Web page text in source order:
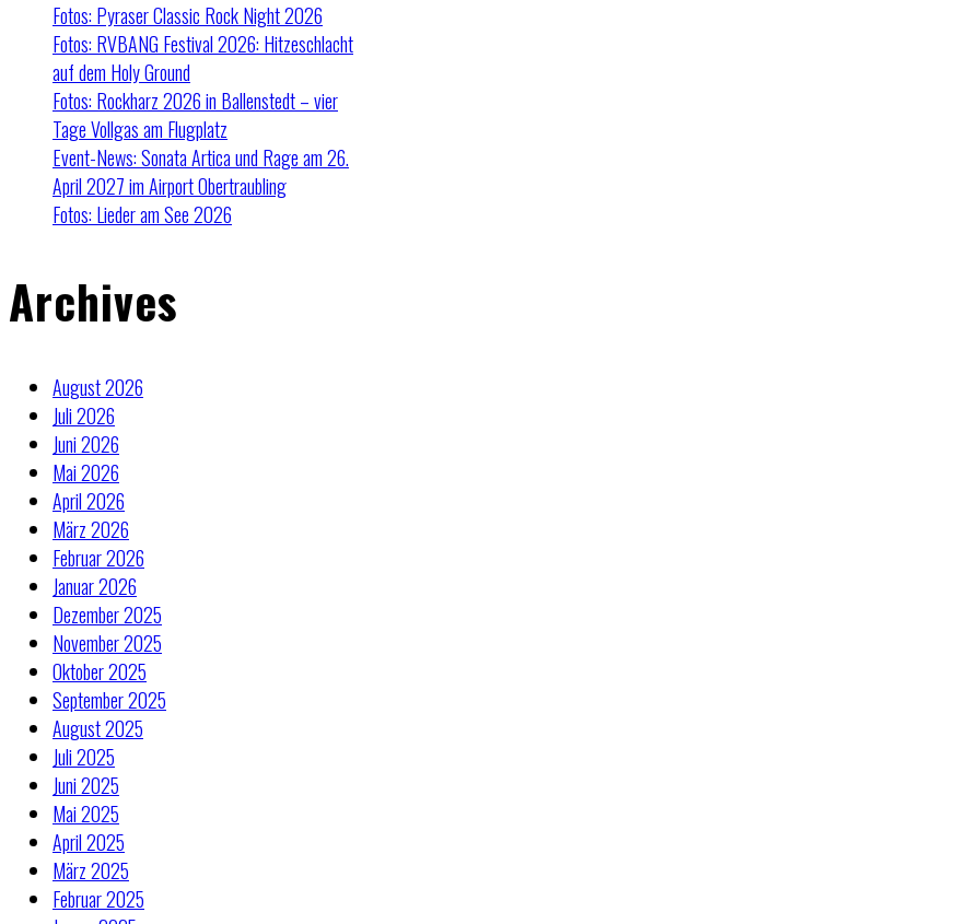
Fotos: Pyraser Classic Rock Night 2026
Fotos: RVBANG Festival 2026: Hitzeschlacht
auf dem Holy Ground
Fotos: Rockharz 2026 in Ballenstedt – vier
Tage Vollgas am Flugplatz
Event-News: Sonata Artica und Rage am 26.
April 2027 im Airport Obertraubling
Fotos: Lieder am See 2026
Archives
August 2026
Juli 2026
Juni 2026
Mai 2026
April 2026
März 2026
Februar 2026
Januar 2026
Dezember 2025
November 2025
Oktober 2025
September 2025
August 2025
Juli 2025
Juni 2025
Mai 2025
April 2025
März 2025
Februar 2025